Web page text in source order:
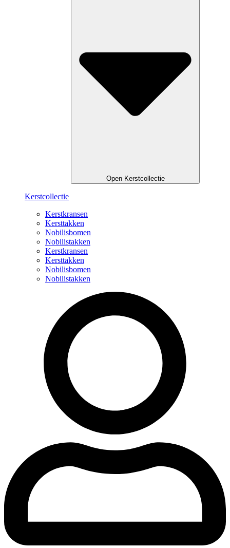
Open Kerstcollectie
Kerstcollectie
Kerstkransen
Kersttakken
Nobilisbomen
Nobilistakken
Kerstkransen
Kersttakken
Nobilisbomen
Nobilistakken